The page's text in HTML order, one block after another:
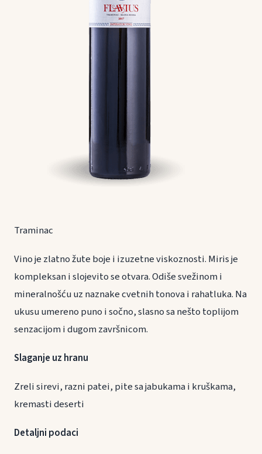
Traminac
Vino je zlatno žute boje i izuzetne viskoznosti. Miris je
kompleksan i slojevito se otvara. Odiše svežinom i
mineralnošću uz naznake cvetnih tonova i rahatluka. Na
ukusu umereno puno i sočno, slasno sa nešto toplijom
senzacijom i dugom završnicom.
Slaganje uz hranu
Zreli sirevi, razni patei, pite sa jabukama i kruškama,
kremasti deserti
Detaljni podaci